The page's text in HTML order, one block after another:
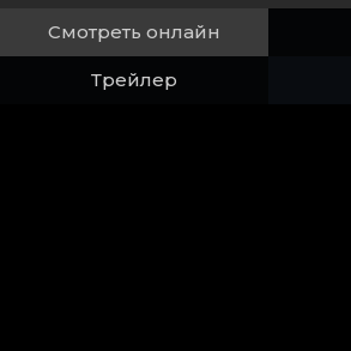
Смотреть онлайн
Трейлер